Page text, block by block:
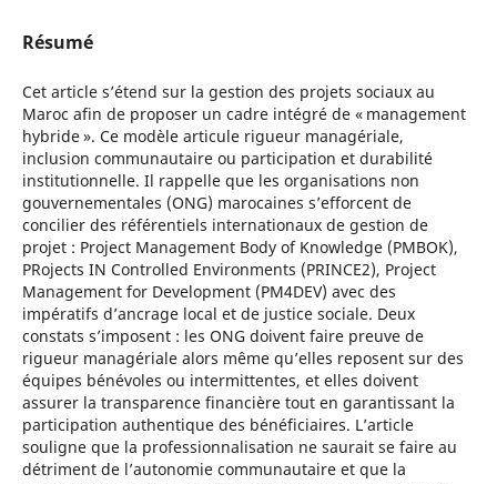
Résumé
Cet article s’étend sur la gestion des projets sociaux au
Maroc afin de proposer un cadre intégré de « management
hybride ». Ce modèle articule rigueur managériale,
inclusion communautaire ou participation et durabilité
institutionnelle. Il rappelle que les organisations non
gouvernementales (ONG) marocaines s’efforcent de
concilier des référentiels internationaux de gestion de
projet : Project Management Body of Knowledge (PMBOK),
PRojects IN Controlled Environments (PRINCE2), Project
Management for Development (PM4DEV) avec des
impératifs d’ancrage local et de justice sociale. Deux
constats s’imposent : les ONG doivent faire preuve de
rigueur managériale alors même qu’elles reposent sur des
équipes bénévoles ou intermittentes, et elles doivent
assurer la transparence financière tout en garantissant la
participation authentique des bénéficiaires. L’article
souligne que la professionnalisation ne saurait se faire au
détriment de l’autonomie communautaire et que la